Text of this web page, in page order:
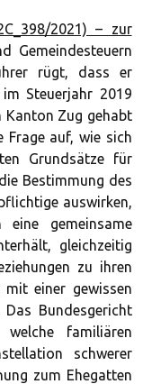
2021) – zur
Gemeindesteuern
rügt, dass er
Steuerjahr 2019
Kanton Zug gehabt
Frage auf, wie sich
Grundsätze für
Bestimmung des
auswirken,
gemeinsame
gleichzeitig
zu ihren
einer gewissen
Das Bundesgericht
familiären
schwerer
zum Ehegatten